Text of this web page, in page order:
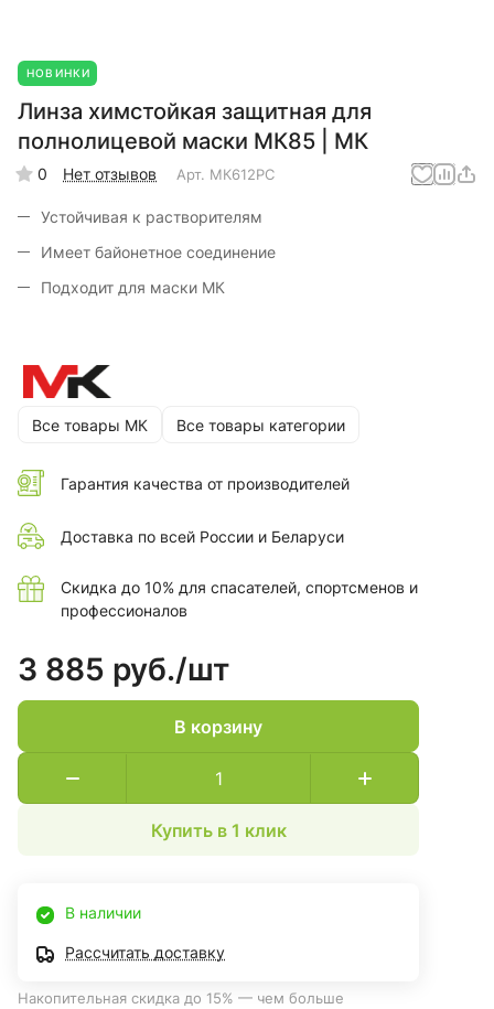
НОВИНКИ
Линза химстойкая защитная для
полнолицевой маски МК85 | МК
0 Нет отзывов Арт. МК612РС
Устойчивая к растворителям
Имеет байонетное соединение
Подходит для маски МК
Все товары МК Все товары категории
Гарантия качества от производителей
Доставка по всей России и Беларуси
Скидка до 10% для спасателей, спортсменов и
профессионалов
3 885 руб./шт
В корзину
Купить в 1 клик
В наличии
Рассчитать доставку
Накопительная скидка до 15% — чем больше